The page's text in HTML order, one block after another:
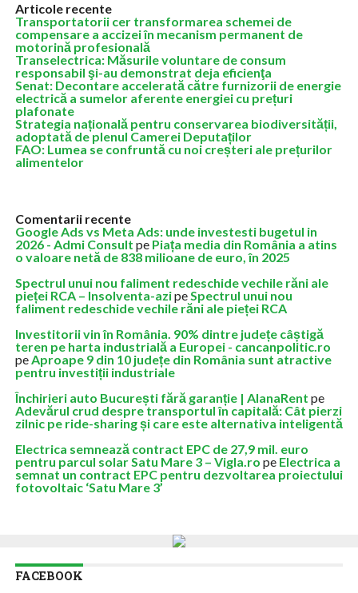
Articole recente
Transportatorii cer transformarea schemei de
compensare a accizei în mecanism permanent de
motorină profesională
Transelectrica: Măsurile voluntare de consum
responsabil şi-au demonstrat deja eficienţa
Senat: Decontare accelerată către furnizorii de energie
electrică a sumelor aferente energiei cu prețuri
plafonate
Strategia națională pentru conservarea biodiversității,
adoptată de plenul Camerei Deputaților
FAO: Lumea se confruntă cu noi creșteri ale prețurilor
alimentelor
Comentarii recente
Google Ads vs Meta Ads: unde investesti bugetul in
2026 - Admi Consult pe Piața media din România a atins
o valoare netă de 838 milioane de euro, în 2025
Spectrul unui nou faliment redeschide vechile răni ale
pieței RCA – Insolventa-azipeSpectrul unui nou
faliment redeschide vechile răni ale pieței RCA
Investitorii vin în România. 90% dintre județe câștigă
teren pe harta industrială a Europei - cancanpolitic.ro
peAproape 9 din 10 județe din România sunt atractive
pentru investiții industriale
Închirieri auto București fără garanție | AlanaRent pe
Adevărul crud despre transportul în capitală: Cât pierzi
zilnic pe ride-sharing și care este alternativa inteligentă
Electrica semnează contract EPC de 27,9 mil. euro
pentru parcul solar Satu Mare 3 – Vigla.ro pe Electrica a
semnat un contract EPC pentru dezvoltarea proiectului
fotovoltaic ‘Satu Mare 3’
FACEBOOK